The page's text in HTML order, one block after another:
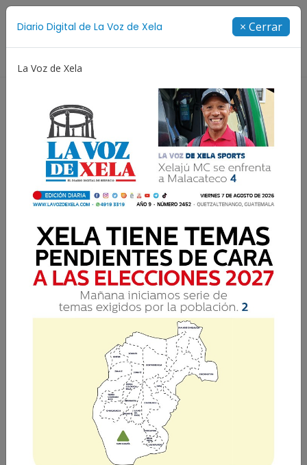
Diario Digital de La Voz de Xela × Cerrar
La Voz de Xela
Resultados para: Tragedia
¿POR QUÉ EL SER HUMANO NO TIENE LA
Muchas de las ideas de este artículo fueron publicadas
por la Inteligencia Artificial y, desde luego, son
importantes y llenas de contenido, porque invitan a la
reflexión. ¿Cómo puede describirse al hombre? Es un ser